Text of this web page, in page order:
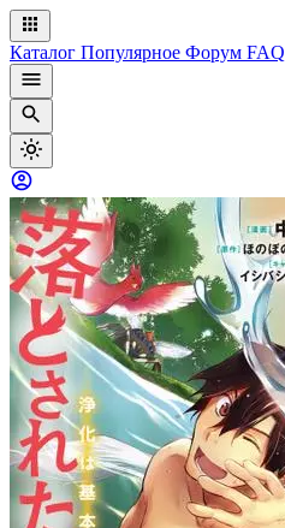
Каталог Популярное Форум FAQ